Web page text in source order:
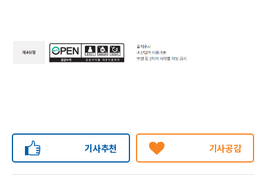
기사추천 기사공감